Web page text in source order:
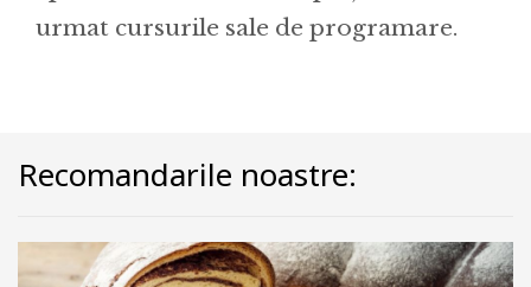
urmat cursurile sale de programare.
Recomandarile noastre: